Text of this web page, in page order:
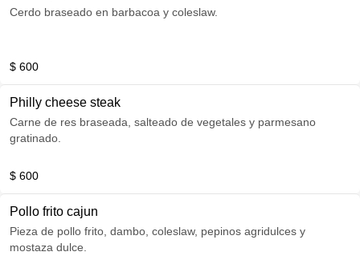
Cerdo braseado en barbacoa y coleslaw.
$ 600
Philly cheese steak
Carne de res braseada, salteado de vegetales y parmesano
gratinado.
$ 600
Pollo frito cajun
Pieza de pollo frito, dambo, coleslaw, pepinos agridulces y
mostaza dulce.